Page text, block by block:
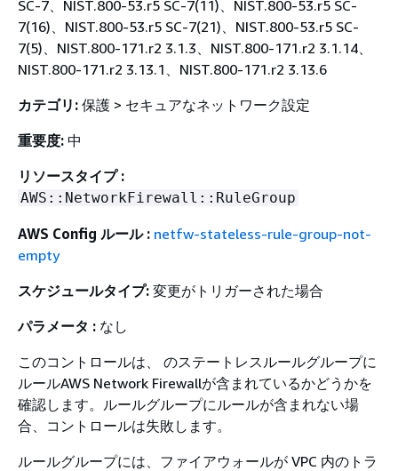
SC-7、NIST.800-53.r5 SC-7(11)、NIST.800-53.r5 SC-
7(16)、NIST.800-53.r5 SC-7(21)、NIST.800-53.r5 SC-
7(5)、NIST.800-171.r2 3.1.3、NIST.800-171.r2 3.1.14、
NIST.800-171.r2 3.13.1、NIST.800-171.r2 3.13.6
カテゴリ: 保護 > セキュアなネットワーク設定
重要度: 中
リソースタイプ :
AWS::NetworkFirewall::RuleGroup
AWS Config ルール : netfw-stateless-rule-group-not-
empty
スケジュールタイプ: 変更がトリガーされた場合
パラメータ : なし
このコントロールは、 のステートレスルールグループに
ルールAWS Network Firewallが含まれているかどうかを
確認します。ルールグループにルールが含まれない場
合、コントロールは失敗します。
ルールグループには、ファイアウォールが VPC 内のトラ